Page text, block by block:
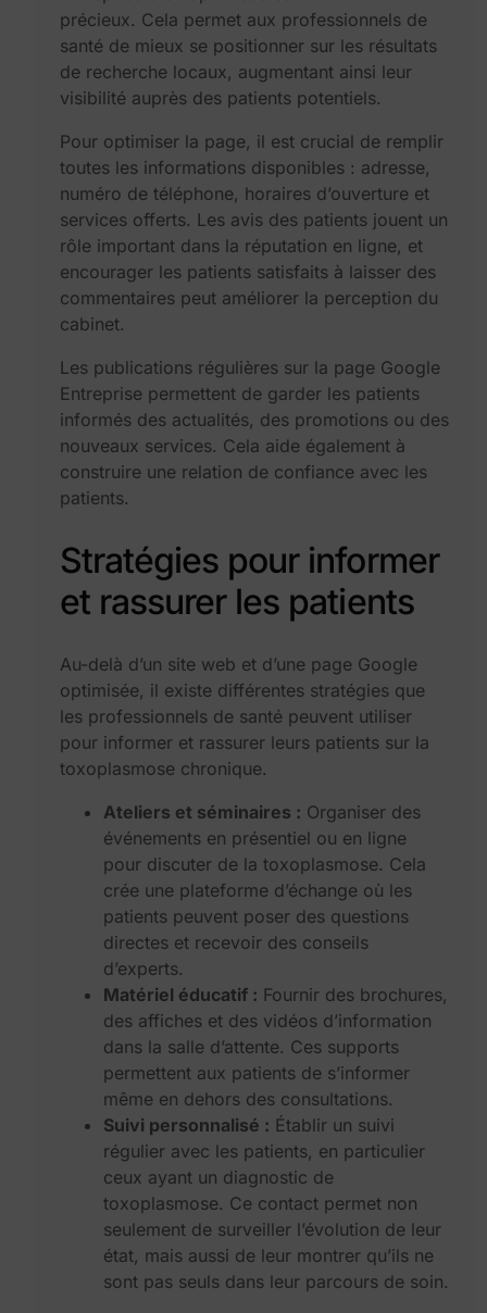
précieux. Cela permet aux professionnels de
santé de mieux se positionner sur les résultats
de recherche locaux, augmentant ainsi leur
visibilité auprès des patients potentiels.
Pour optimiser la page, il est crucial de remplir
toutes les informations disponibles : adresse,
numéro de téléphone, horaires d’ouverture et
services offerts. Les avis des patients jouent un
rôle important dans la réputation en ligne, et
encourager les patients satisfaits à laisser des
commentaires peut améliorer la perception du
cabinet.
Les publications régulières sur la page Google
Entreprise permettent de garder les patients
informés des actualités, des promotions ou des
nouveaux services. Cela aide également à
construire une relation de confiance avec les
patients.
Stratégies pour informer
et rassurer les patients
Au-delà d’un site web et d’une page Google
optimisée, il existe différentes stratégies que
les professionnels de santé peuvent utiliser
pour informer et rassurer leurs patients sur la
toxoplasmose chronique.
Ateliers et séminaires : Organiser des
événements en présentiel ou en ligne
pour discuter de la toxoplasmose. Cela
crée une plateforme d’échange où les
patients peuvent poser des questions
directes et recevoir des conseils
d’experts.
Matériel éducatif : Fournir des brochures,
des affiches et des vidéos d’information
dans la salle d’attente. Ces supports
permettent aux patients de s’informer
même en dehors des consultations.
Suivi personnalisé : Établir un suivi
régulier avec les patients, en particulier
ceux ayant un diagnostic de
toxoplasmose. Ce contact permet non
seulement de surveiller l’évolution de leur
état, mais aussi de leur montrer qu’ils ne
sont pas seuls dans leur parcours de soin.